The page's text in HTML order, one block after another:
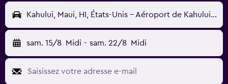
Kahului, Maui, HI, États-Unis - Aéroport de Kahului (OGG)
sam. 15/8 Midi - sam. 22/8 Midi